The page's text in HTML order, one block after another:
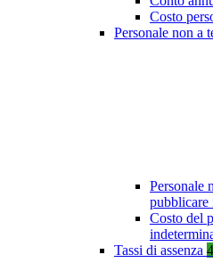
Costo
Personale non a
Personale
pubblicare
Costo del
Tassi di assenza 4